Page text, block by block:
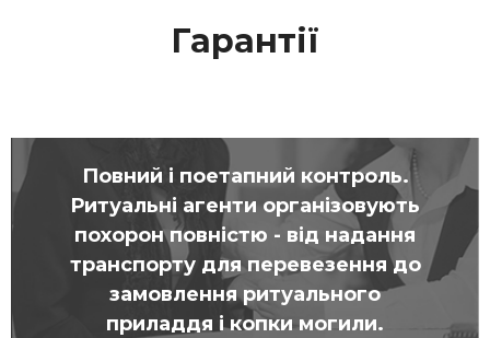
Гарантії
Повний і поетапний контроль.
Ритуальні агенти організовують
похорон повністю - від надання
транспорту для перевезення до
замовлення ритуального
приладдя і копки могили.